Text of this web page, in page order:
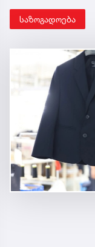
საზოგადოება